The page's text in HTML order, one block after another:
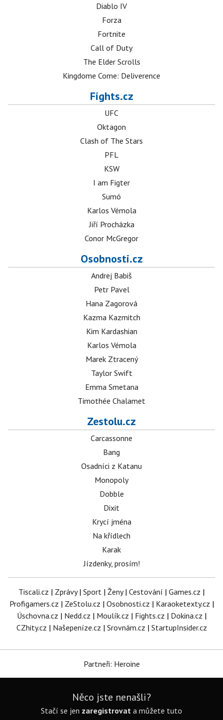
Diablo IV
Forza
Fortnite
Call of Duty
The Elder Scrolls
Kingdome Come: Deliverence
Fights.cz
UFC
Oktagon
Clash of The Stars
PFL
KSW
I am Figter
Sumó
Karlos Vémola
Jiří Procházka
Conor McGregor
Osobnosti.cz
Andrej Babiš
Petr Pavel
Hana Zagorová
Kazma Kazmitch
Kim Kardashian
Karlos Vémola
Marek Ztracený
Taylor Swift
Emma Smetana
Timothée Chalamet
Zestolu.cz
Carcassonne
Bang
Osadníci z Katanu
Monopoly
Dobble
Dixit
Krycí jména
Na křídlech
Karak
Jízdenky, prosím!
Tiscali.cz | Zprávy| Sport | Ženy| Cestování | Games.cz |
Profigamers.cz | ZeStolu.cz | Osobnosti.cz | Karaoketexty.cz |
Úschovna.cz | Nedd.cz | Moulík.cz | Fights.cz | Dokina.cz |
CZhity.cz | Našepeníze.cz | Srovnám.cz | StartupInsider.cz
Partneři: Heroine
Něco jste nenašli?
Stačí se jen zaregistrovat a můžete tuto